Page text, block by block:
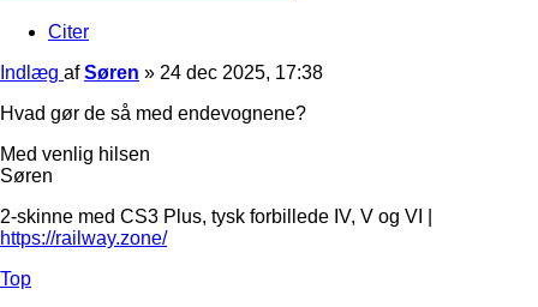
Citer
Indlæg afSøren » 24 dec 2025, 17:38
Hvad gør de så med endevognene?
Med venlig hilsen
Søren
2-skinne med CS3 Plus, tysk forbillede IV, V og VI |
https://railway.zone/
Top